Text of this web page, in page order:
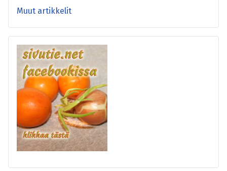
Muut artikkelit